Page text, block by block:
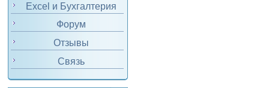
Excel и Бухгалтерия
Форум
Отзывы
Связь